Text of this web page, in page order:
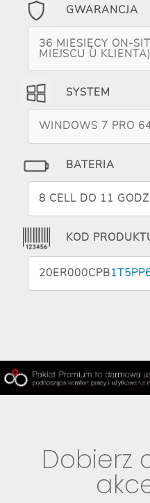
GWARANCJA
36 MIESIĘCY ON-
MIEJSCU U KLIENTA)
SYSTEM
WINDOWS 7 PRO
BATERIA
8 CELL DO 11
KOD
20ER000CPB
Dobierz